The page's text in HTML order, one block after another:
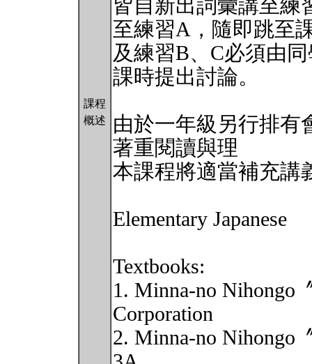
課程
概述
皆自新出詞彙講至練
至練習A，隨即跳至
及練習B、C必須由
課時提出討論。
由於一年級另行排有
著重閱讀與理 解
本課程將適當補充講
Elementary Japanese
Textbooks:
1. Minna-no Nihongo
Corporation
2. Minna-no Nihongo